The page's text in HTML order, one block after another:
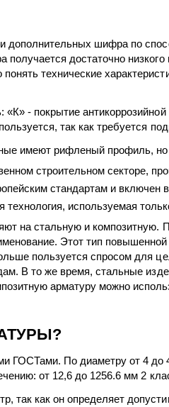
дополнительных шифра по
достаточно
технические
- покрытие
так как требуется
имеют рифленый профиль,
строительном секторе,
стандартам и
используемая
на стальную и
Этот тип
пользуется спросом для
В то же время, стальные
арматуру можно
ГОСТами. По диаметру от 4
от 12,6 до 1256.6 мм 2
как он определяет